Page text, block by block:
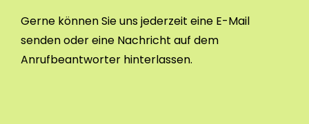
Gerne können Sie uns jederzeit eine E-Mail
senden oder eine Nachricht auf dem
Anrufbeantworter hinterlassen.